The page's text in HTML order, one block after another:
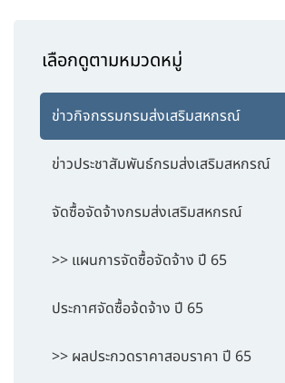
เลือกดูตามหมวดหมู่
ข่าวกิจกรรมกรมส่งเสริมสหกรณ์
ข่าวประชาสัมพันธ์กรมส่งเสริมสหกรณ์
จัดซื้อจัดจ้างกรมส่งเสริมสหกรณ์
>> แผนการจัดซื้อจัดจ้าง ปี 65
ประกาศจัดซื้อจ้ดจ้าง ปี 65
>> ผลประกวดราคาสอบราคา ปี 65